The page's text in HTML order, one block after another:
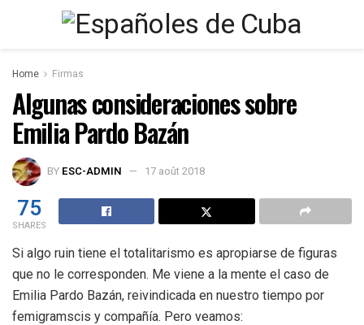
Home Firmas
Algunas consideraciones sobre
Emilia Pardo Bazán
BY ESC-ADMIN 17 août 2018
75
SHARES
Si algo ruin tiene el totalitarismo es apropiarse de figuras
que no le corresponden. Me viene a la mente el caso de
Emilia Pardo Bazán, reivindicada en nuestro tiempo por
femigramscis y compañía. Pero veamos: